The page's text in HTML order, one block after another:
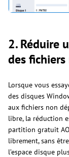
2. Réduire
des
Lorsque vous
des disques
aux fichiers non
libre, la réduction
partition gratuit
librement, sans
l’espace disque